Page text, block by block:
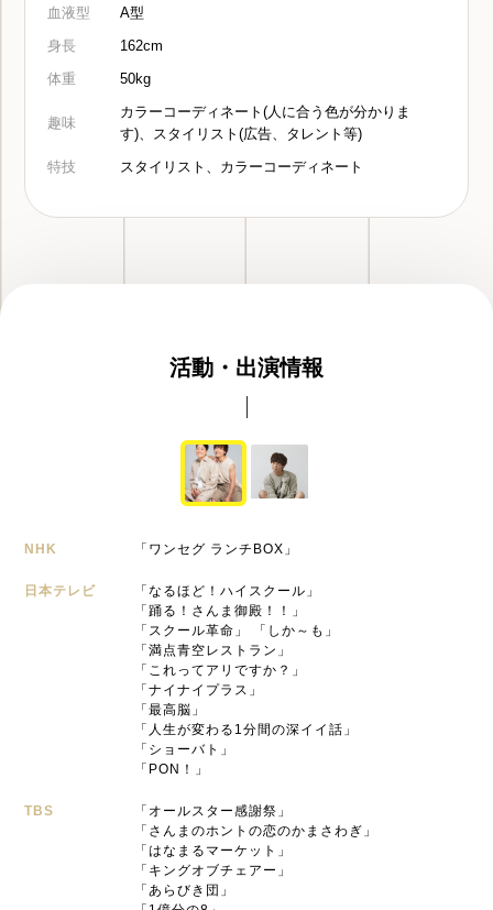
血液型
A型
身長
162cm
体重
50kg
趣味
カラーコーディネート(人に合う色が分かりま
す)、スタイリスト(広告、タレント等)
特技
スタイリスト、カラーコーディネート
活動・出演情報
NHK 「ワンセグ ランチBOX」
日本テレビ
「なるほど！ハイスクール」
「踊る！さんま御殿！！」
「スクール革命」 「しか～も」
「満点青空レストラン」
「これってアリですか？」
「ナイナイプラス」
「最高脳」
「人生が変わる1分間の深イイ話」
「ショーバト」
「PON！」
TBS
「オールスター感謝祭」
「さんまのホントの恋のかまさわぎ」
「はなまるマーケット」
「キングオブチェアー」
「あらびき団」